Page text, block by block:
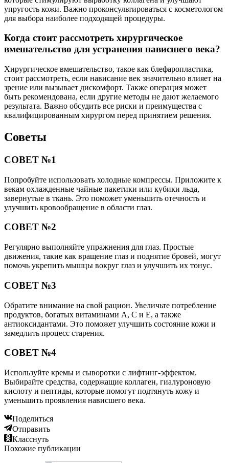
упругость кожи. Важно проконсультироваться с косметологом
для выбора наиболее подходящей процедуры.
Когда стоит рассмотреть хирургическое
вмешательство для устранения нависшего века?
Хирургическое вмешательство, такое как блефаропластика,
стоит рассмотреть, если нависание век значительно влияет на
зрение или вызывает дискомфорт. Также операция может
быть рекомендована, если другие методы не дают желаемого
результата. Важно обсудить все риски и преимущества с
квалифицированным хирургом перед принятием решения.
Советы
СОВЕТ №1
Попробуйте использовать холодные компрессы. Приложите к
векам охлажденные чайные пакетики или кубики льда,
завернутые в ткань. Это поможет уменьшить отечность и
улучшить кровообращение в области глаз.
СОВЕТ №2
Регулярно выполняйте упражнения для глаз. Простые
движения, такие как вращение глаз и поднятие бровей, могут
помочь укрепить мышцы вокруг глаз и улучшить их тонус.
СОВЕТ №3
Обратите внимание на свой рацион. Увеличьте потребление
продуктов, богатых витаминами A, C и E, а также
антиоксидантами. Это поможет улучшить состояние кожи и
замедлить процесс старения.
СОВЕТ №4
Используйте кремы и сыворотки с лифтинг-эффектом.
Выбирайте средства, содержащие коллаген, гиалуроновую
кислоту и пептиды, которые помогут подтянуть кожу и
уменьшить проявления нависшего века.
Поделиться
Отправить
Класснуть
Похожие публикации